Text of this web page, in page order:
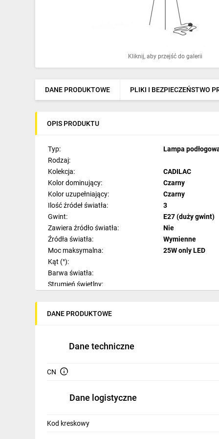
Ogrzewanie
Elektronarzędzia i mierniki
Napędy elektryczne
Pneumatyka
Dom i ogród
Klimatyzacja
IT, GSM
Odzież ochronna i BHP
Inne
Budowa i Remont
Elektromobilność
Kliknij, aby przejść do galerii
DANE PRODUKTOWE PLIKI I BEZPIECZEŃSTWO
OPIS PRODUKTU
Typ:
Lampa
Rodzaj:
Kolekcja:
CADILAC
Kolor dominujący:
Czarny
Kolor uzupełniający:
Czarny
Ilość źródeł światła:
3
Gwint:
E27 (duży gwint)
Zawiera źródło światła:
Nie
Źródła światła:
Wymienne
Moc maksymalna:
25W only LED
Kąt (°):
Barwa światła:
Strumień świetlny:
Materiał dodatkowy:
Szerokość:
Modyfikacja wysokości:
Odstawalność od ściany:
Szerokość podsufitki:
DANE PRODUKTOWE
Dane techniczne
CN
Dane logistyczne
Kod kreskowy